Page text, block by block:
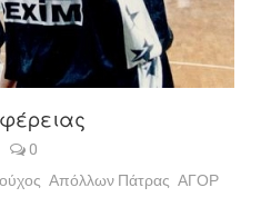
0
Απόλλων Πάτρας ΑΓΟΡ